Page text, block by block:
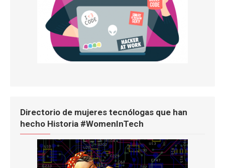
Directorio de mujeres tecnólogas que han
hecho Historia #WomenInTech